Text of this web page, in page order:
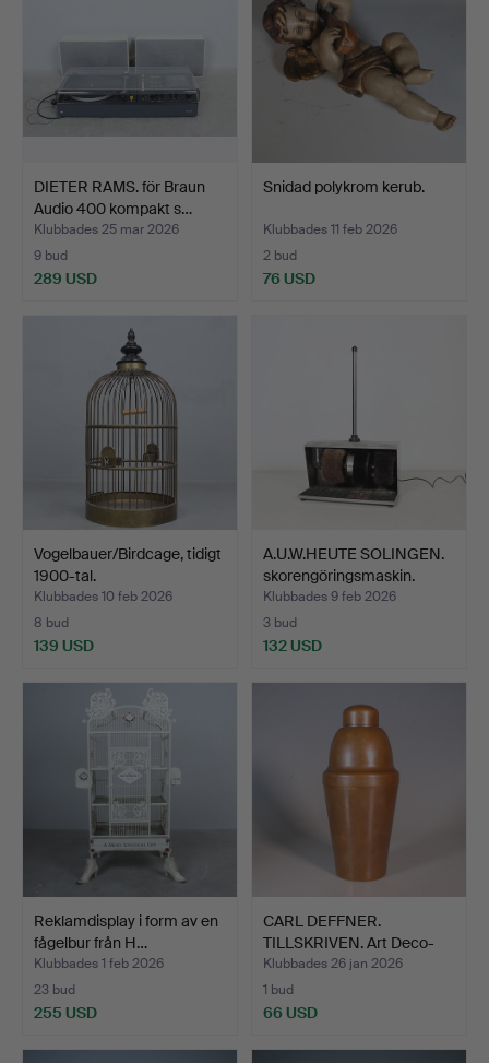
DIETER RAMS. för Braun
Audio 400 kompakt s…
Klubbades 25 mar 2026
9 bud
289 USD
Snidad polykrom kerub.
Klubbades 11 feb 2026
2 bud
76 USD
Vogelbauer/Birdcage, tidigt
1900-tal.
Klubbades 10 feb 2026
8 bud
139 USD
A.U.W.HEUTE SOLINGEN.
skorengöringsmaskin.
Klubbades 9 feb 2026
3 bud
132 USD
Reklamdisplay i form av en
fågelbur från H…
Klubbades 1 feb 2026
23 bud
255 USD
CARL DEFFNER.
TILLSKRIVEN. Art Deco-
cockta…
Klubbades 26 jan 2026
1 bud
66 USD